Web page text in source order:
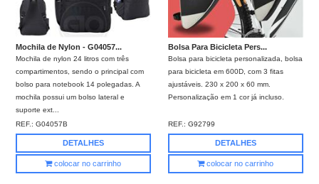
Mochila de Nylon - G04057...
Mochila de nylon 24 litros com três
compartimentos, sendo o principal com
bolso para notebook 14 polegadas. A
mochila possui um bolso lateral e
suporte ext...
REF.:G04057B
DETALHES
colocar no carrinho
Bolsa Para Bicicleta Pers...
Bolsa para bicicleta personalizada, bolsa
para bicicleta em 600D, com 3 fitas
ajustáveis. 230 x 200 x 60 mm.
Personalização em 1 cor já incluso.
REF.:G92799
DETALHES
colocar no carrinho